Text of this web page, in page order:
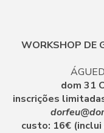
WORKSHOP DE
dom 31
inscrições
custo: 16€